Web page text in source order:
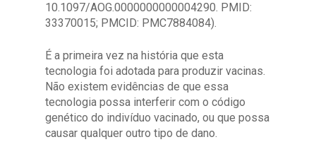
10.1097/AOG.0000000000004290. PMID:
33370015; PMCID: PMC7884084).
É a primeira vez na história que esta
tecnologia foi adotada para produzir vacinas.
Não existem evidências de que essa
tecnologia possa interferir com o código
genético do indivíduo vacinado, ou que possa
causar qualquer outro tipo de dano.